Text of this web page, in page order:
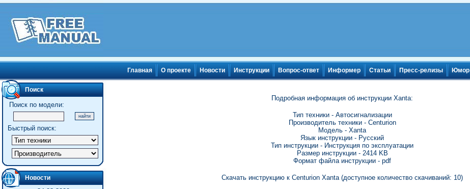
Главная О проекте Новости Инструкции Вопрос-ответ Информер Статьи Пресс-релизы Юмор
Поиск
Поиск по модели:
Быстрый поиск:
Новости
Подробная информация об инструкции Xanta:
Тип техники - Автосигнализации
Производитель техники - Centurion
Модель - Xanta
Язык инструкции - Русский
Тип инструкции - Инструкция по эксплуатации
Размер инструкции - 2414 KB
Формат файла инструкции - pdf
Скачать инструкцию к Centurion Xanta (доступное количество скачиваний: 10)